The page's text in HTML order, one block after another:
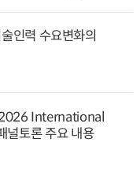
인력 수요변화의
2026 International
토론 주요 내용